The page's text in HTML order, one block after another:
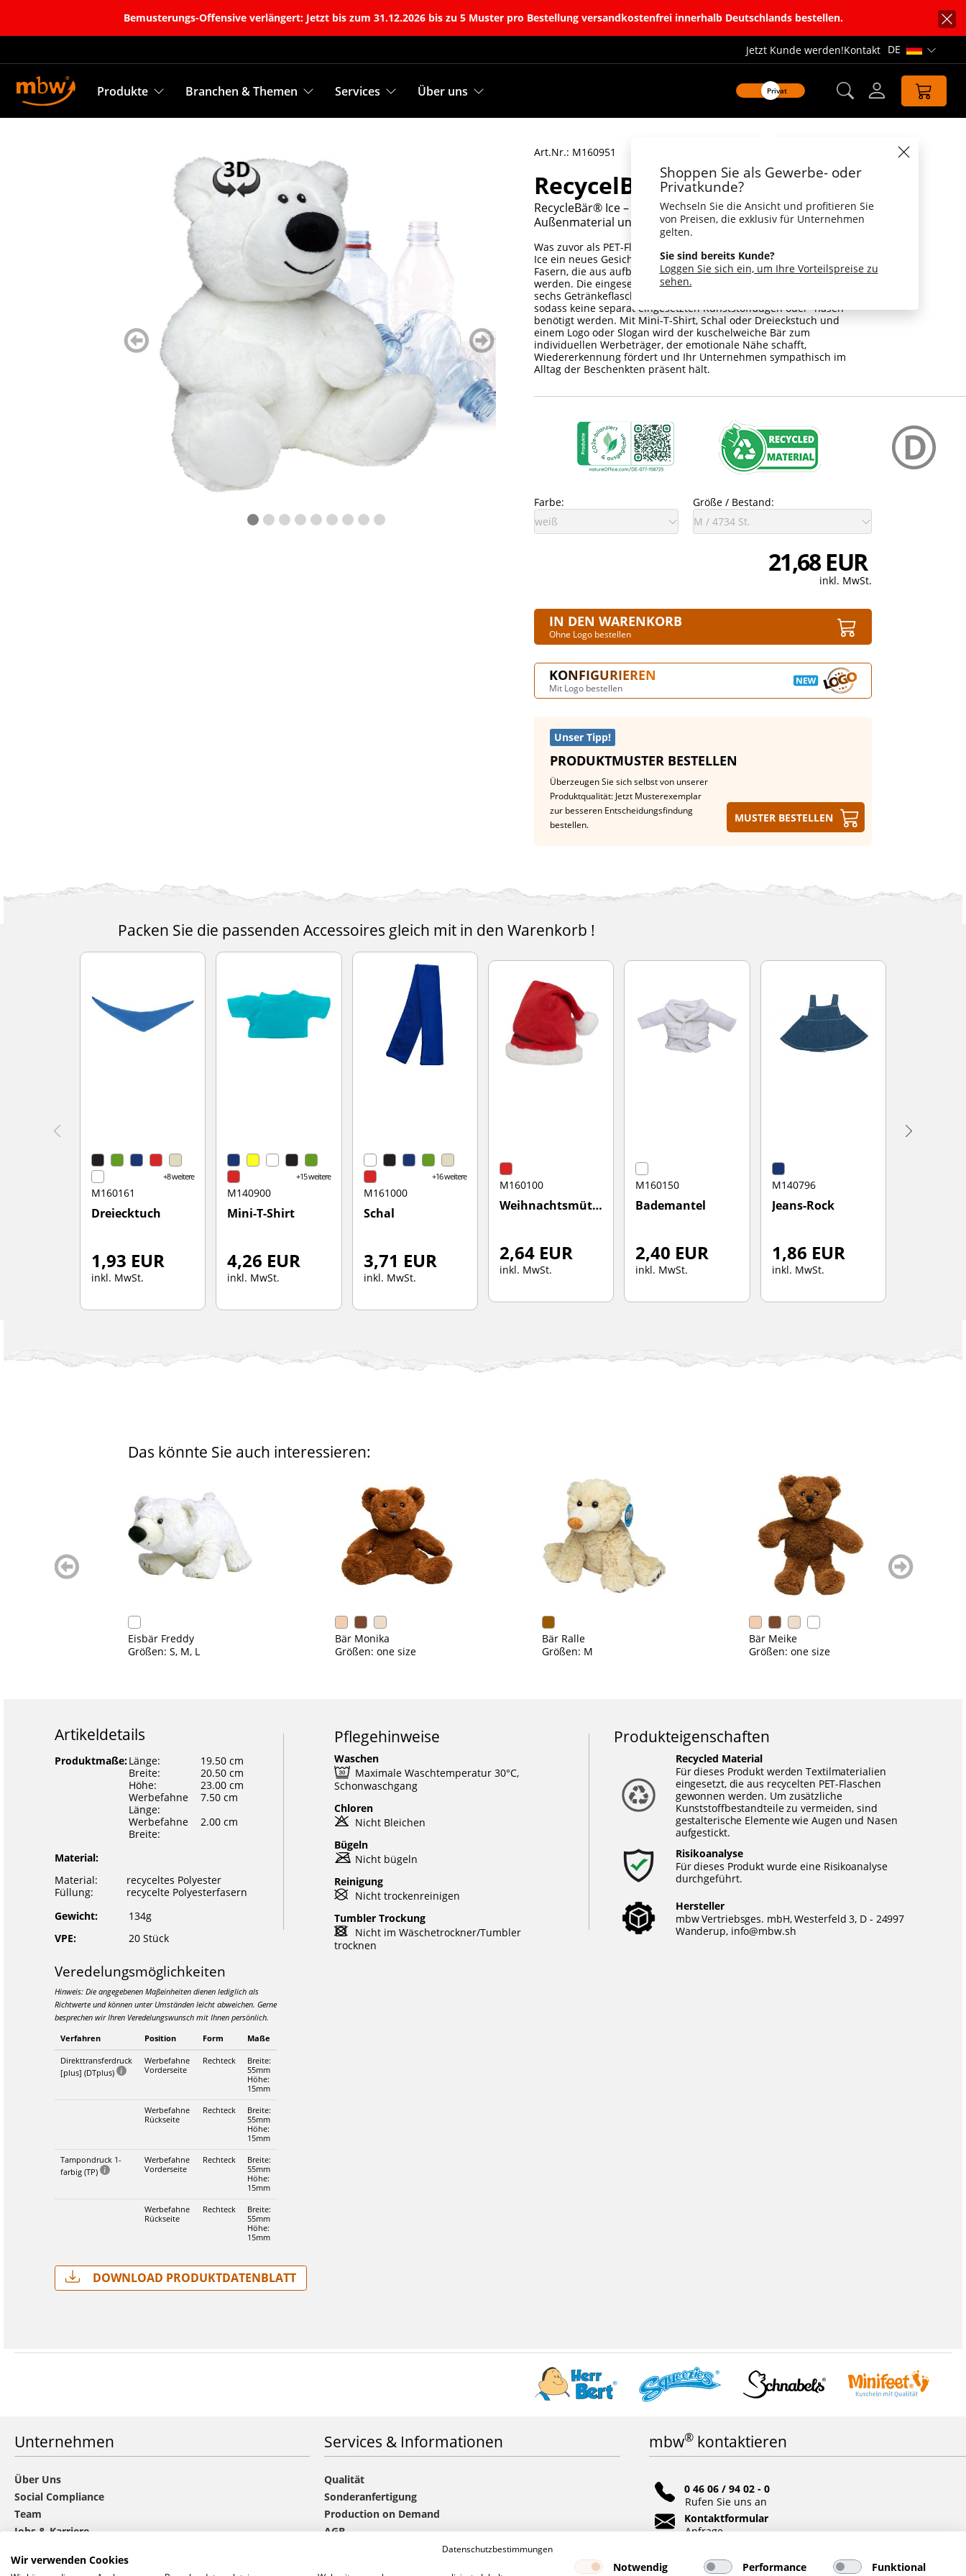
Bemusterungs-Offensive verlängert: Jetzt bis zum 31.12.2026 bis zu 5 Muster pro Bestellung versandkostenfrei innerhalb Deutschlands bestellen.
Jetzt Kunde werden!Kontakt DE
Produkte Branchen & Themen Services Über uns Privat
Shoppen Sie als Gewerbe- oder
Privatkunde?
Wechseln Sie die Ansicht und profitieren Sie
von Preisen, die exklusiv für Unternehmen
gelten.
Sie sind bereits Kunde?
Loggen Sie sich ein, um Ihre Vorteilspreise zu
sehen.
zurück
blättern
weiter
blättern
Art.Nr.: M160951
RecycelBär® Ice
RecycleBär® Ice – kuschelweicher Werbebär mit
Außenmaterial und Füllung aus recyceltem Polyester
Was zuvor als PET-Flasche im Einsatz war, bekommt im RecycleBear®
Ice ein neues Gesicht: Außenmaterial und Füllung bestehen aus
Fasern, die aus aufbereiteten Post-Consumer-PET-Flaschen gewonnen
werden. Die eingesetzte Materialmenge entspricht rechnerisch etwa
sechs Getränkeflaschen à 500 ml. Augen und Nase sind gestickt,
sodass keine separat eingesetzten Kunststoffaugen oder -nasen
benötigt werden. Mit Mini-T-Shirt, Schal oder Dreieckstuch und
einem Logo oder Slogan wird der kuschelweiche Bär zum
individuellen Werbeträger, der emotionale Nähe schafft,
Wiedererkennung fördert und Ihr Unternehmen sympathisch im
Alltag der Beschenkten präsent hält.
Farbe: Größe / Bestand:
21,68 EUR
inkl. MwSt.
IN DEN WARENKORB
Ohne Logo bestellen
KONFIGURIEREN
Mit Logo bestellen
Unser Tipp!
PRODUKTMUSTER BESTELLEN
Überzeugen Sie sich selbst von unserer
Produktqualität: Jetzt Musterexemplar
zur besseren Entscheidungsfindung
bestellen.
Muster bestellen
Packen Sie die passenden Accessoires gleich mit in den Warenkorb !
+8 weitere
M160161
Dreiecktuch
1,93 EUR
inkl. MwSt.
+15 weitere
M140900
Mini-T-Shirt
4,26 EUR
inkl. MwSt.
+16 weitere
M161000
Schal
3,71 EUR
inkl. MwSt.
M160100
Weihnachtsmütze
2,64 EUR
inkl. MwSt.
M160150
Bademantel
2,40 EUR
inkl. MwSt.
M140796
Jeans-Rock
1,86 EUR
inkl. MwSt.
Das könnte Sie auch interessieren:
Eisbär Freddy
Größen: S, M, L
Bär Monika
Größen: one size
Bär Ralle
Größen: M
Bär Meike
Größen: one size
zurück
blättern
weiter
blättern
Artikeldetails
Produktmaße:Länge:
19.50 cm
Breite:
20.50 cm
Höhe:
23.00 cm
Werbefahne
Länge:
7.50 cm
Werbefahne
Breite:
2.00 cm
Material:
Material:
recyceltes Polyester
Füllung:
recycelte Polyesterfasern
Gewicht:
134g
VPE:
20 Stück
Veredelungsmöglichkeiten
Hinweis: Die angegebenen Maßeinheiten dienen lediglich als
Richtwerte und können unter Umständen leicht abweichen. Gerne
besprechen wir Ihren Veredelungswunsch mit Ihnen persönlich.
Verfahren Position Form Maße
Direkttransferdruck
[plus] (DTplus)
Werbefahne
Vorderseite
Rechteck
Breite:
55mm
Höhe:
15mm
Werbefahne
Rückseite
Rechteck
Breite:
55mm
Höhe:
15mm
Tampondruck 1-
farbig (TP)
Werbefahne
Vorderseite
Rechteck
Breite:
55mm
Höhe:
15mm
Werbefahne
Rückseite
Rechteck
Breite:
55mm
Höhe:
15mm
Download Produktdatenblatt
Pflegehinweise
Waschen
e Maximale Waschtemperatur 30°C,
Schonwaschgang
Chloren
o Nicht Bleichen
Bügeln
m Nicht bügeln
Reinigung
U Nicht trockenreinigen
Tumbler Trockung
d Nicht im Wäschetrockner/Tumbler
trocknen
Produkteigenschaften
Recycled Material
Für dieses Produkt werden Textilmaterialien
eingesetzt, die aus recycelten PET-Flaschen
gewonnen werden. Um zusätzliche
Kunststoffbestandteile zu vermeiden, sind
gestalterische Elemente wie Augen und Nasen
aufgestickt.
Risikoanalyse
Für dieses Produkt wurde eine Risikoanalyse
durchgeführt.
Hersteller
mbw Vertriebsges. mbH, Westerfeld 3, D - 24997
Wanderup, info@mbw.sh
Unternehmen
Über Uns
Social Compliance
Team
Jobs & Karriere
Die CHOICE-Gruppe
Services & Informationen
Qualität
Sonderanfertigung
Production on Demand
AGB
Versandkosten & Lieferzeiten
mbw®kontaktieren
0 46 06 / 94 02 - 0
Rufen Sie uns an
Kontaktformular
Anfrage
Soziale Netzwerke
Datenschutzbestimmungen
Wir verwenden Cookies Notwendig Performance Funktional